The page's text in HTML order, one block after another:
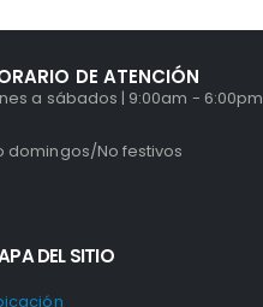
DE ATENCIÓN
a sábados | 9:00am - 6:00pm
domingos/No festivos
DEL SITIO